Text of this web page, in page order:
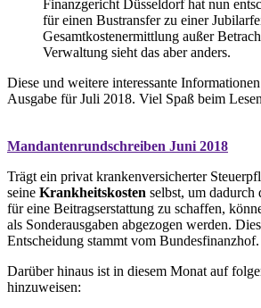
Finanzgericht Düsseldorf hat nun
für einen Bustransfer zu einer
Gesamtkostenermittlung außer
Verwaltung sieht das aber anders.
Diese und weitere interessante
Ausgabe für Juli 2018. Viel Spaß beim
Mandantenrundschreiben Juni 2018
Trägt ein privat krankenversicherter
seine Krankheitskosten selbst, um dadurch
für eine Beitragserstattung zu schaffen,
als Sonderausgaben abgezogen werden.
Entscheidung stammt vom Bundesfinanzhof.
Darüber hinaus ist in diesem Monat auf
hinzuweisen: